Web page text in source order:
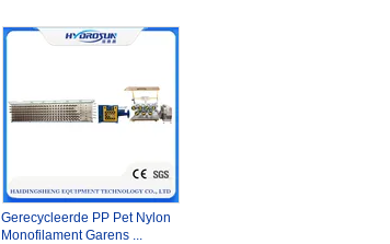
Gerecycleerde PP Pet Nylon
Monofilament Garens ...